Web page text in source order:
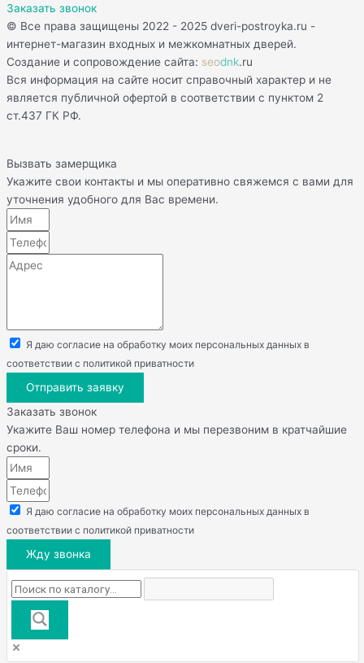
Заказать звонок
© Все права защищены 2022 - 2025 dveri-postroyka.ru -
интернет-магазин входных и межкомнатных дверей.
Создание и сопровождение сайта: seodnk.ru
Вся информация на сайте носит справочный характер и не
является публичной офертой в соответствии с пунктом 2
ст.437 ГК РФ.
Вызвать замерщика
Укажите свои контакты и мы оперативно свяжемся с вами для
уточнения удобного для Вас времени.
Я даю согласие на обработку моих персональных данных в
соответствии с политикой приватности
Отправить заявку
Заказать звонок
Укажите Ваш номер телефона и мы перезвоним в кратчайшие
сроки.
Я даю согласие на обработку моих персональных данных в
соответствии с политикой приватности
Жду звонка